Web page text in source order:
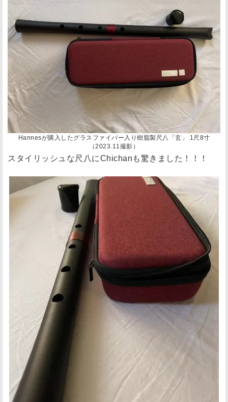
Hannesが購入したグラスファイバー入り樹脂製尺八「玄」 1尺8寸
（2023.11撮影）
スタイリッシュな尺八にChichanも驚きました！！！